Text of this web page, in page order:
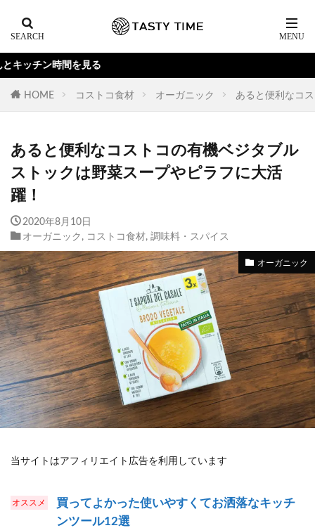
HOME コストコ食材 オーガニック あると便利なコ
あると便利なコストコの有機ベジタブル
ストックは野菜スープやピラフに大活
躍！
2020年8月10日
オーガニック , コストコ食材, 調味料・スパイス
オーガニック
当サイトはアフィリエイト広告を利用しています
買ってよかった使いやすくてお洒落なキッチ
ンツール12選